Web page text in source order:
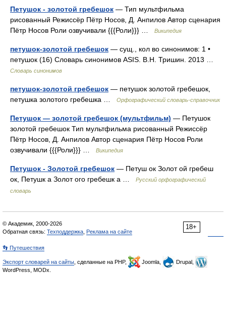
Петушок - золотой гребешок — Тип мультфильма
рисованный Режиссёр Пётр Носов, Д. Анпилов Автор сценария
Пётр Носов Роли озвучивали {{{Роли}}} …
Википедия
петушок-золотой гребешок — сущ., кол во синонимов: 1 •
петушок (16) Словарь синонимов ASIS. В.Н. Тришин. 2013 …
Словарь синонимов
петушок-золотой гребешок — петушок золотой гребешок,
петушка золотого гребешка …
Орфографический словарь-справочник
Петушок — золотой гребешок (мультфильм) — Петушок
золотой гребешок Тип мультфильма рисованный Режиссёр
Пётр Носов, Д. Анпилов Автор сценария Пётр Носов Роли
озвучивали {{{Роли}}} …
Википедия
Петушок - Золотой гребешок — Петуш ок Золот ой гребеш
ок, Петушк а Золот ого гребешк а …
Русский орфографический
словарь
18+
© Академик, 2000-2026
Обратная связь: Техподдержка Реклама на сайте
👣 Путешествия
Экспорт словарей на сайты , сделанные на PHP, Joomla,
Drupal,
WordPress, MODx.